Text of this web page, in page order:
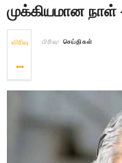
முக்கியமான நாள்
விரிவு பிரிவு: செய்திகள்